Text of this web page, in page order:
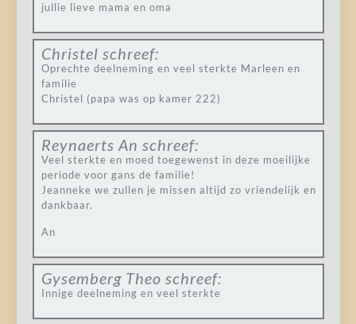
jullie lieve mama en oma
Christel schreef:
Oprechte deelneming en veel sterkte Marleen en
familie
Christel (papa was op kamer 222)
Reynaerts An schreef:
Veel sterkte en moed toegewenst in deze moeilijke
periode voor gans de familie!
Jeanneke we zullen je missen altijd zo vriendelijk en
dankbaar.
An
Gysemberg Theo schreef:
Innige deelneming en veel sterkte